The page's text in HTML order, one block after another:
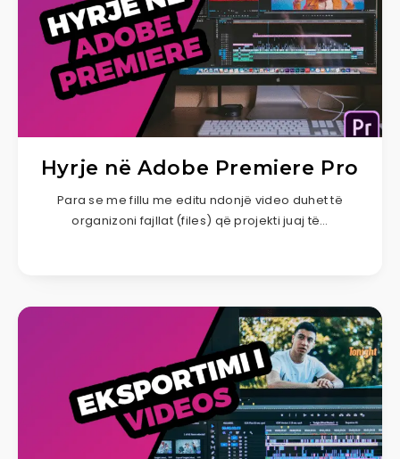
Hyrje në Adobe Premiere Pro
Para se me fillu me editu ndonjë video duhet të
organizoni fajllat (files) që projekti juaj të…